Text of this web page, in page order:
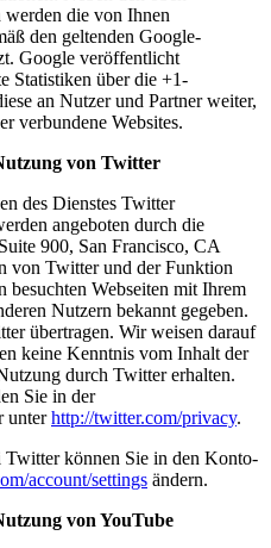
werden die von Ihnen
den geltenden Google-
Google veröffentlicht
Statistiken über die +1-
an Nutzer und Partner weiter,
verbundene Websites.
von Twitter
des Dienstes Twitter
angeboten durch die
900, San Francisco, CA
von Twitter und der Funktion
besuchten Webseiten mit Ihrem
Nutzern bekannt gegeben.
übertragen. Wir weisen darauf
keine Kenntnis vom Inhalt der
durch Twitter erhalten.
Sie in der
unterhttp://twitter.com/privacy.
Twitter können Sie in den Konto-
account/settings ändern.
von YouTube